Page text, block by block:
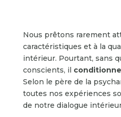
Nous prêtons rarement
caractéristiques et à la
intérieur. Pourtant, sans
conscients, il
Selon le père de la
toutes nos expériences
de notre dialogue